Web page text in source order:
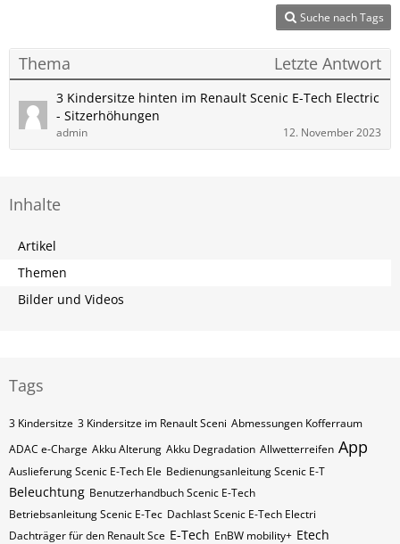
Suche nach Tags
Thema Letzte Antwort
3 Kindersitze hinten im Renault Scenic E-Tech Electric
- Sitzerhöhungen
admin 12. November 2023
Inhalte
Artikel
Themen
Bilder und Videos
Tags
3 Kindersitze 3 Kindersitze im Renault Sceni Abmessungen Kofferraum
ADAC e-Charge Akku Alterung Akku Degradation Allwetterreifen App
Auslieferung Scenic E-Tech Ele Bedienungsanleitung Scenic E-T
Beleuchtung Benutzerhandbuch Scenic E-Tech
Betriebsanleitung Scenic E-Tec Dachlast Scenic E-Tech Electri
Dachträger für den Renault Sce E-Tech EnBW mobility+ Etech